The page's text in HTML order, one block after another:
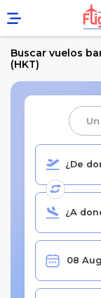
Buscar vuelos
(HKT)